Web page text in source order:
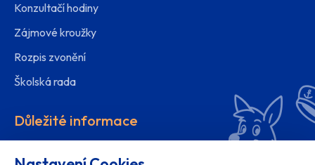
Konzultačí hodiny
Zájmové kroužky
Rozpis zvonění
Školská rada
Důležité informace